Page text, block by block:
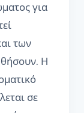
για
των
Η
σε